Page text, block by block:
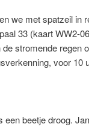
we met spatzeil in
33 (kaart WW2-
stromende regen
voor 10
een beetje droog.